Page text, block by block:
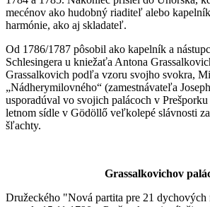
mecénov ako hudobný riaditeľ alebo
harmónie, ako aj skladateľ.
Od 1786/1787 pôsobil ako kapelník a
Schlesingera u kniežaťa Antona
Grassalkovich podľa vzoru svojho svokra,
„Nádherymilovného“ (zamestnávateľa
usporadúval vo svojich palácoch v
letnom sídle v Gödöllő veľkolepé slávnosti
šľachty.
Grassalkovichov
Družeckého "Nová partita pre 21 dychových